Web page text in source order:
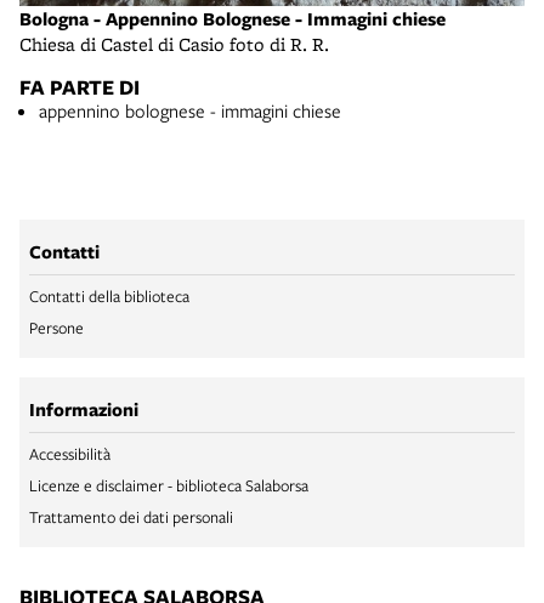
Bologna - Appennino Bolognese - Immagini chiese
Chiesa di Castel di Casio foto di R. R.
FA PARTE DI
appennino bolognese - immagini chiese
Contatti
Contatti della biblioteca
Persone
Informazioni
Accessibilità
Licenze e disclaimer - biblioteca Salaborsa
Trattamento dei dati personali
BIBLIOTECA SALABORSA